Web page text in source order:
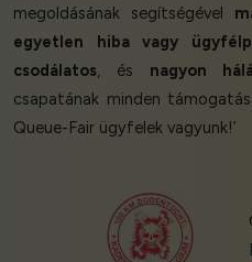
megoldásának segítségével
egyetlen hiba vagy
csodálatos, és nagyon
csapatának minden
Queue-Fair ügyfelek vagyunk!’